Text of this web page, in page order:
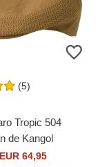
(5)
Tropic 504
de Kangol
EUR 64,95